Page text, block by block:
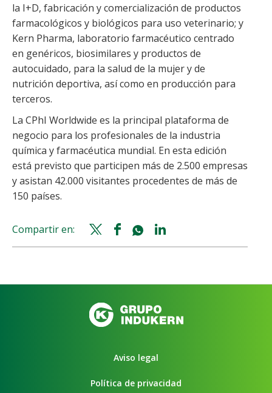
la I+D, fabricación y comercialización de productos
farmacológicos y biológicos para uso veterinario; y
Kern Pharma, laboratorio farmacéutico centrado
en genéricos, biosimilares y productos de
autocuidado, para la salud de la mujer y de
nutrición deportiva, así como en producción para
terceros.
La CPhI Worldwide es la principal plataforma de
negocio para los profesionales de la industria
química y farmacéutica mundial. En esta edición
está previsto que participen más de 2.500 empresas
y asistan 42.000 visitantes procedentes de más de
150 países.
Compartir en:
Twitter
share
Facebook
share
Whatsapp
shareshare
Aviso legal
Política de privacidad